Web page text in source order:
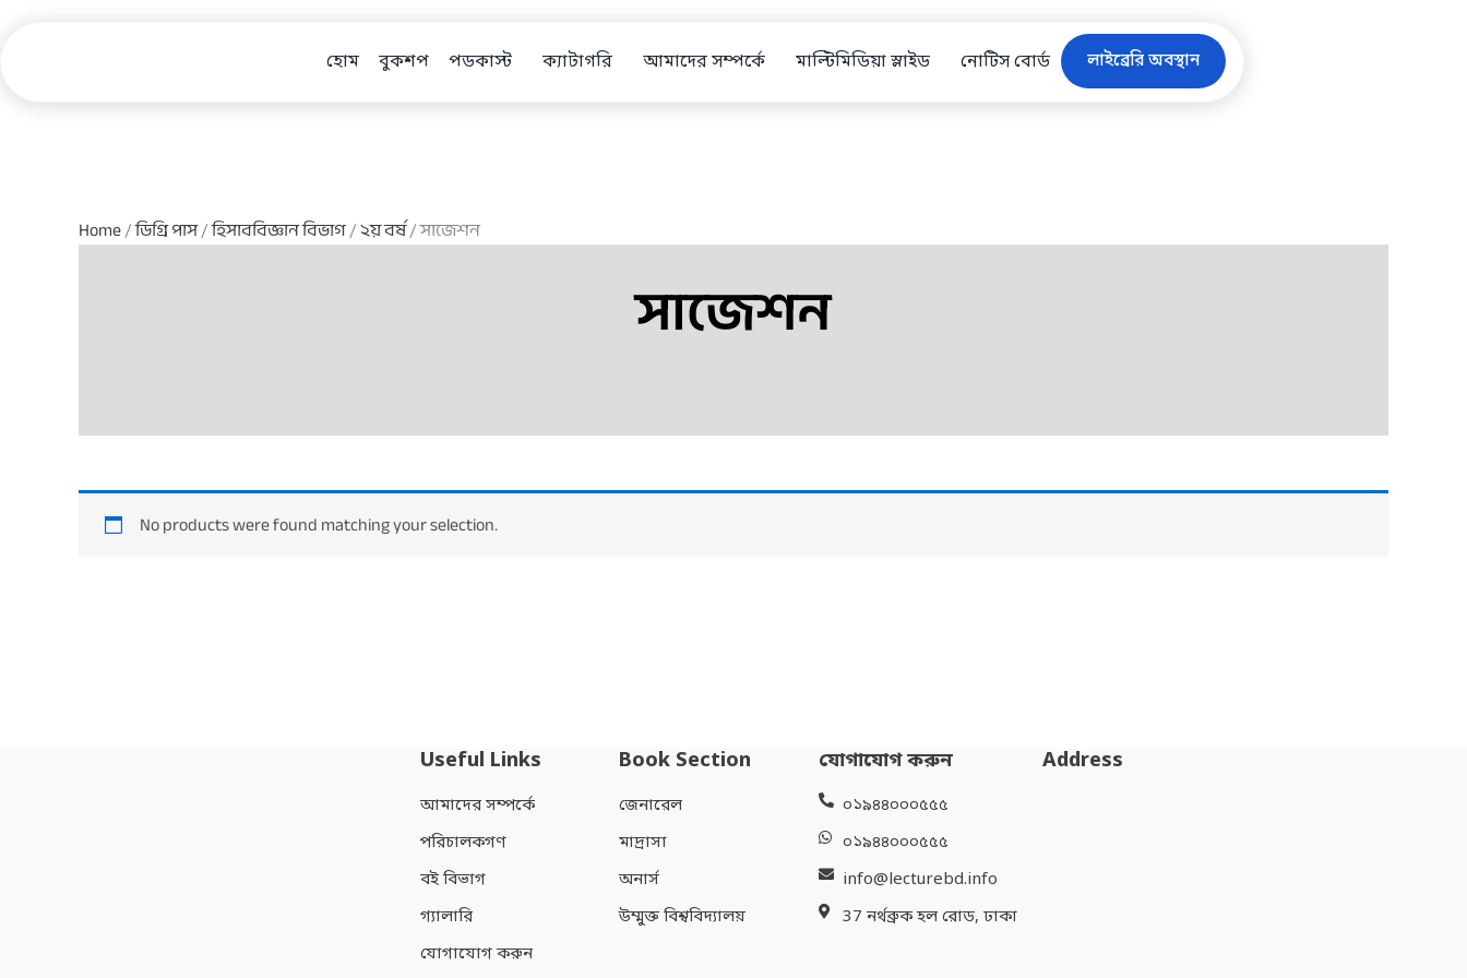
হোম বুকশপ পডকাস্ট ক্যাটাগরি আমাদের সম্পর্কে মাল্টিমিডিয়া স্লাইড নোটিস বোর্ড লাইব্রেরি অবস্থান
Home/ডিগ্রি পাস/হিসাববিজ্ঞান বিভাগ/২য় বর্ষ/ সাজেশন
সাজেশন
No products were found matching your selection.
Useful Links
আমাদের সম্পর্কে
পরিচালকগণ
বই বিভাগ
গ্যালারি
যোগাযোগ করুন
Book Section
জেনারেল
মাদ্রাসা
অনার্স
উম্মুক্ত বিশ্ববিদ্যালয়
যোগাযোগ করুন
০১৯৪৪০০০৫৫৫
০১৯৪৪০০০৫৫৫
info@lecturebd.info
37 নর্থব্রুক হল রোড, ঢাকা
Address